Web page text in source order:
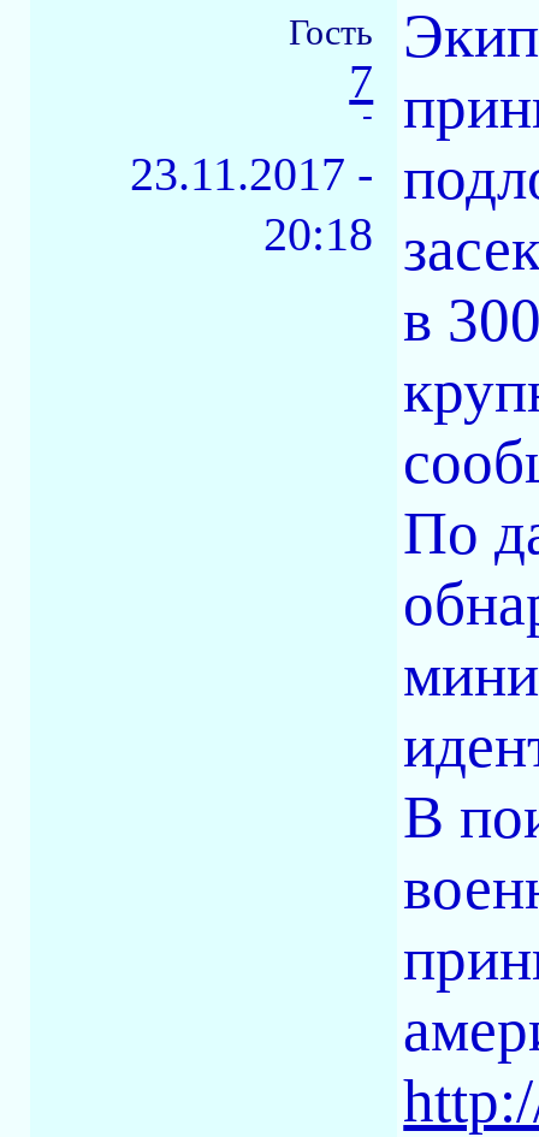
Гость
7
-
23.11.2017 -
20:18
в
По
В